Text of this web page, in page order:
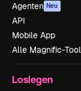
Agenten Neu
API
Mobile App
Alle Magnific-
Loslegen